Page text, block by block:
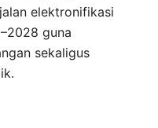
elektronifikasi
guna
sekaligus